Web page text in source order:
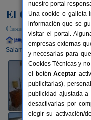
El Carrascal
Casa Rural en
Alquiler completo y por
Salamanca
nuestro portal
Una cookie o galleta
información que se
visitar el portal.
empresas externas
y necesarias para
Cookies Técnicas y
el botónAceptar
publicitarias),
publicidad ajustada a
desactivarlas por
elegir su activación/